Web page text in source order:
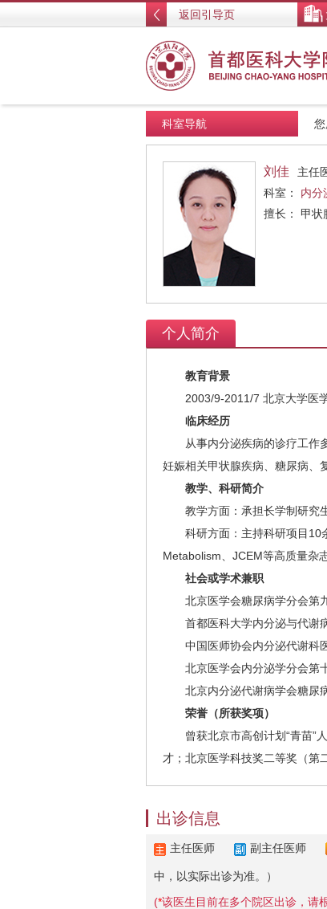
返回引导页
您
科室导航
刘佳
主任
科室： 内分
擅长： 甲状
个人简介
教育背景
2003/9-2011/7 北京大学医学
临床经历
从事内分泌疾病的诊疗工作多
妊娠相关甲状腺疾病、糖尿病、
教学、科研简介
教学方面：承担长学制研究生
科研方面：主持科研项目10余
Metabolism、JCEM等高质量杂
社会或学术兼职
北京医学会糖尿病学分会第
首都医科大学内分泌与代谢
中国医师协会内分泌代谢科医
北京医学会内分泌学分会第
北京内分泌代谢病学会糖尿
荣誉（所获奖项）
曾获北京市高创计划“青苗”人
才；北京医学科技奖二等奖（第
出诊信息
主任医师 副主任医师
中，以实际出诊为准。）
(*该医生目前在多个院区出诊，请